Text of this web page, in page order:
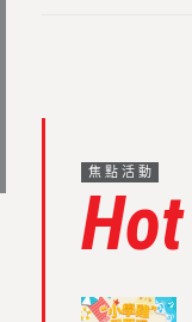
焦點活動
Hot